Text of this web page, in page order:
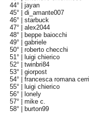
44° |jayan
45° |di_amante007
46° |starbuck
47° |alex2044
48° |
beppe baiocchi
49° |gabriele
50° |roberto checchi
51° |
luigi chierico
52° |twinbri84
53° |giorpost
54° |francesca romana cerri
55° |
luigi chierico
56° |
lonely
57° |mike c.
58° |
burton99